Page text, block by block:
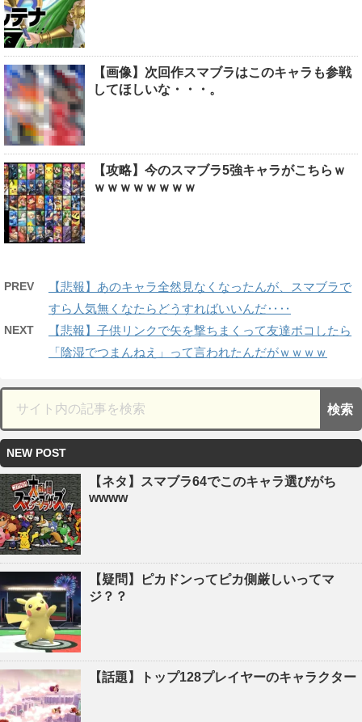
【画像】次回作スマブラはこのキャラも参戦
してほしいな・・・。
【攻略】今のスマブラ5強キャラがこちらｗ
ｗｗｗｗｗｗｗｗ
PREV
【悲報】あのキャラ全然見なくなったんが、スマブラで
すら人気無くなたらどうすればいいんだ‥‥
NEXT
【悲報】子供リンクで矢を撃ちまくって友達ボコしたら
「陰湿でつまんねえ」って言われたんだがｗｗｗｗ
NEW POST
【ネタ】スマブラ64でこのキャラ選びがち
wwww
【疑問】ピカドンってピカ側厳しいってマ
ジ？？
【話題】トップ128プレイヤーのキャラクター